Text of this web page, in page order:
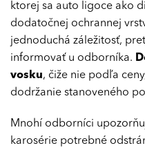
ktorej sa auto ligoce ako
dodatočnej ochrannej
jednoduchá záležitosť,
informovať u odborníka.
vosku, čiže nie podľa
dodržanie stanoveného
Mnohí odborníci
karosérie potrebné